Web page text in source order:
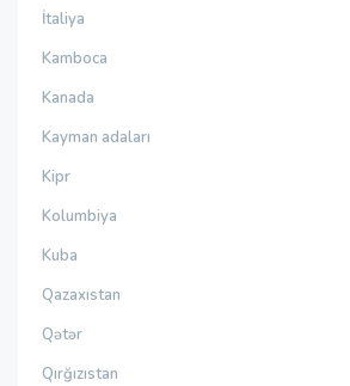
İtaliya
Kamboca
Kanada
Kayman adaları
Kipr
Kolumbiya
Kuba
Qazaxıstan
Qətər
Qırğızıstan